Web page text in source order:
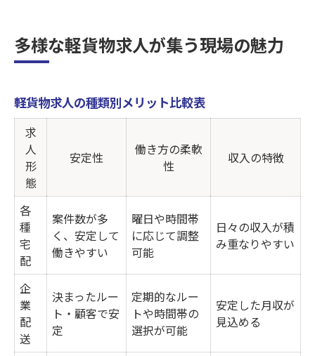
女性やシニアが活躍できる仕事環境とは
女性活躍中の現場で安心して働く秘訣
未経験者歓迎のサポート体制を徹底解説
企業配送で得られるキャリアアップ例
各種宅配や企業配送で広がる働き方
各種宅配と企業配送の違いを徹底比較
スポット案件で柔軟に働く方法
軽貨物求人で選べる働き方の幅
未経験者歓迎の現場で成長するポイント
女性やシニアも安心のサポート内容
未経験者歓迎の軽貨物大募集の理由
多様な軽貨物求人が集う現場の魅力
軽貨物求人の種類別メリット比較表
求
人
形
態
安定性
働き方の柔軟
性
収入の特徴
各
種
宅
配
案件数が多
く、安定して
働きやすい
曜日や時間帯
に応じて調整
可能
日々の収入が積
み重なりやすい
企
業
配
送
決まったルー
ト・顧客で安
定
定期的なルー
トや時間帯の
選択が可能
安定した月収が
見込める